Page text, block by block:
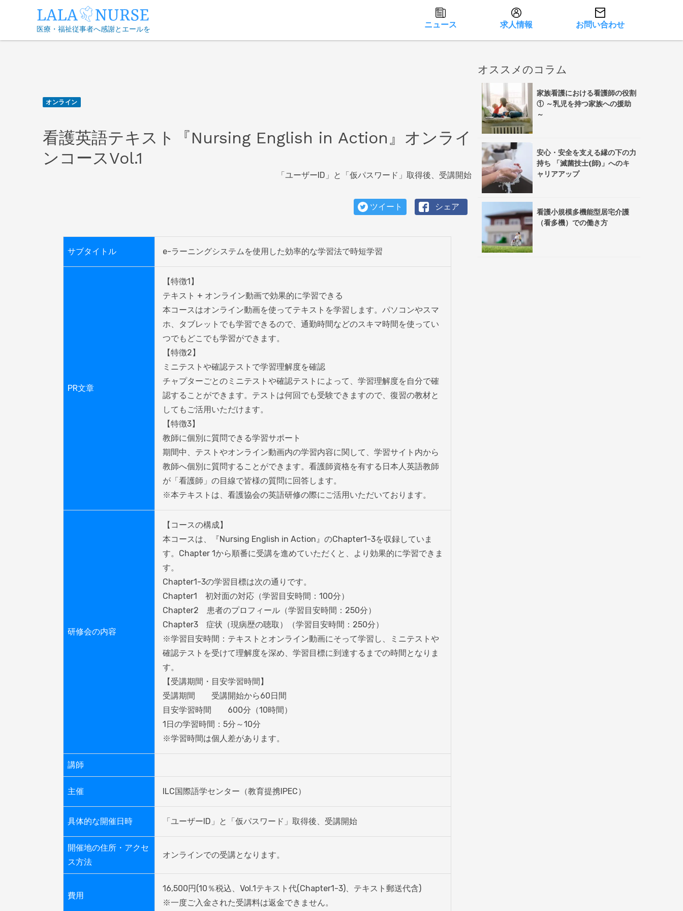
医療・福祉従事者へ感謝とエールを ニュース 求人情報 お問い合わせ
オンライン
看護英語テキスト『Nursing English in Action』オンライ
ンコースVol.1
「ユーザーID」と「仮パスワード」取得後、受講開始
ツイート シェア
サブタイトル e-ラーニングシステムを使用した効率的な学習法で時短学習
PR文章
【特徴1】
テキスト + オンライン動画で効果的に学習できる
本コースはオンライン動画を使ってテキストを学習します。パソコンやスマ
ホ、タブレットでも学習できるので、通勤時間などのスキマ時間を使ってい
つでもどこでも学習ができます。
【特徴2】
ミニテストや確認テストで学習理解度を確認
チャプターごとのミニテストや確認テストによって、学習理解度を自分で確
認することができます。テストは何回でも受験できますので、復習の教材と
してもご活用いただけます。
【特徴3】
教師に個別に質問できる学習サポート
期間中、テストやオンライン動画内の学習内容に関して、学習サイト内から
教師へ個別に質問することができます。看護師資格を有する日本人英語教師
が「看護師」の目線で皆様の質問に回答します。
※本テキストは、看護協会の英語研修の際にご活用いただいております。
研修会の内容
【コースの構成】
本コースは、『Nursing English in Action』のChapter1-3を収録していま
す。Chapter 1から順番に受講を進めていただくと、より効果的に学習できま
す。
Chapter1-3の学習目標は次の通りです。
Chapter1　初対面の対応（学習目安時間：100分）
Chapter2　患者のプロフィール（学習目安時間：250分）
Chapter3　症状（現病歴の聴取）（学習目安時間：250分）
※学習目安時間：テキストとオンライン動画にそって学習し、ミニテストや
確認テストを受けて理解度を深め、学習目標に到達するまでの時間となりま
す。
【受講期間・目安学習時間】
受講期間	受講開始から60日間
目安学習時間	600分（10時間）
1日の学習時間：5分～10分
※学習時間は個人差があります。
講師
主催 ILC国際語学センター（教育提携IPEC）
具体的な開催日時
開催地の住所・アクセ
ス方法
オンラインでの受講となります。
費用
16,500円(10％税込、Vol.1テキスト代(Chapter1-3)、テキスト郵送代含)
※一度ご入金された受講料は返金できません。
オススメのコラム
家族看護における看護師の役割
① ～乳児を持つ家族への援助
～
安心・安全を支える縁の下の力
持ち 「滅菌技士(師)」へのキ
ャリアアップ
看護小規模多機能型居宅介護
（看多機）での働き方